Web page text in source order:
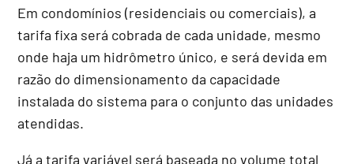
Em condomínios (residenciais ou comerciais), a
tarifa fixa será cobrada de cada unidade, mesmo
onde haja um hidrômetro único, e será devida em
razão do dimensionamento da capacidade
instalada do sistema para o conjunto das unidades
atendidas.
Já a tarifa variável será baseada no volume total